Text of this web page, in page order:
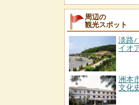
周辺の
観光スポット
淡路
イオ
洲本
文化